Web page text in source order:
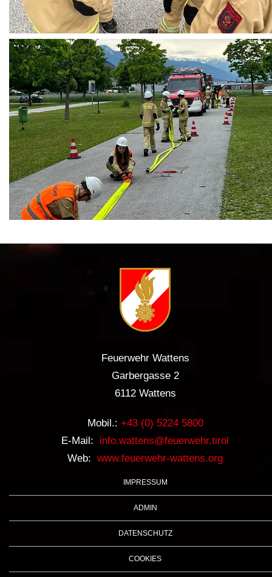
Feuerwehr Wattens
Garbergasse 2
6112 Wattens
Mobil.: +43 (0) 5224 5800
E-Mail:
info.wattens@feuerwehr.tirol
Web: www.feuerwehr-wattens.org
IMPRESSUM
ADMIN
DATENSCHUTZ
COOKIES